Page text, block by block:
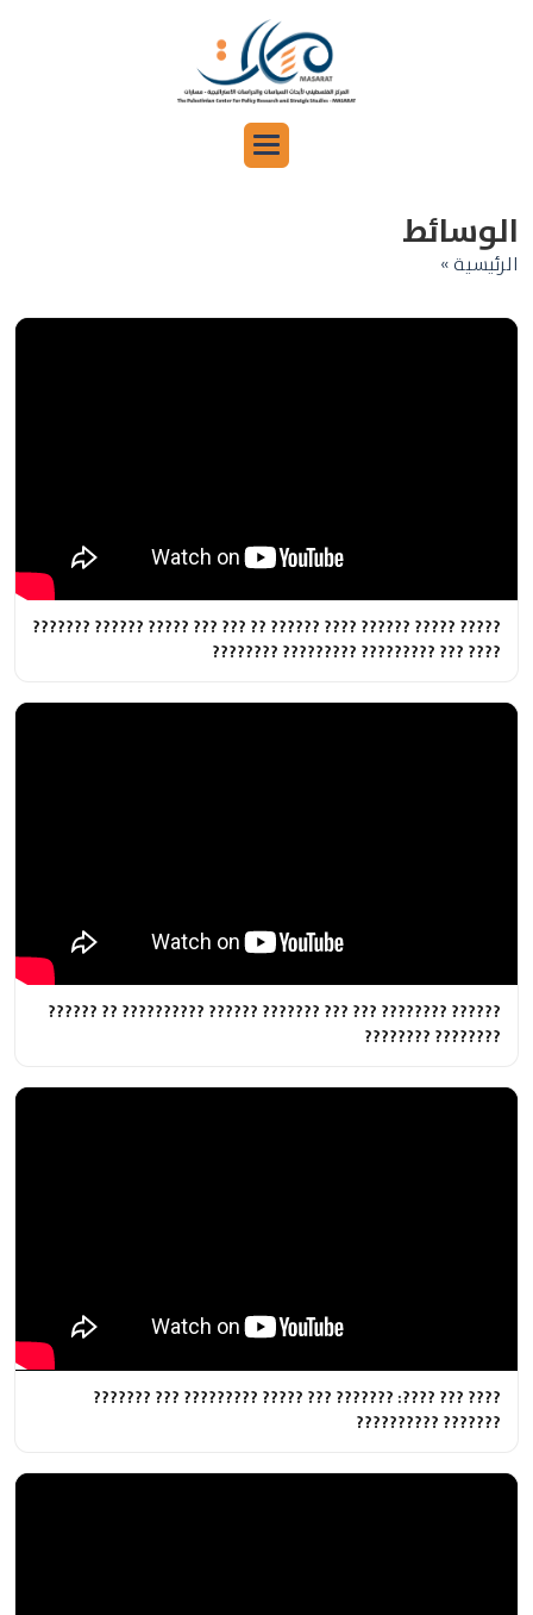
الوسائط
الرئيسية »
????? ????? ?????? ???? ?????? ?? ??? ??? ????? ?????? ???????
???? ??? ????????? ????????? ????????
?????? ???????? ??? ??? ??????? ?????? ?????????? ?? ??????
???????? ????????
???? ??? ????: ??????? ??? ????? ????????? ??? ???????
??????? ??????????